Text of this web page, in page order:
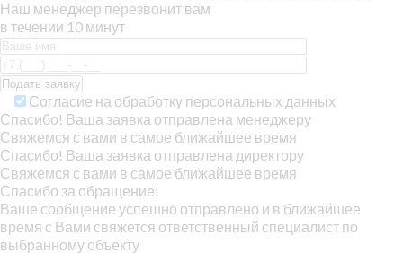
Наш менеджер перезвонит вам
в течении 10 минут
Согласие на обработку персональных данных
Спасибо! Ваша заявка отправлена менеджеру
Свяжемся с вами в самое ближайшее время
Спасибо! Ваша заявка отправлена директору
Свяжемся с вами в самое ближайшее время
Спасибо за обращение!
Ваше сообщение успешно отправлено и в ближайшее
время с Вами свяжется ответственный специалист по
выбранному объекту